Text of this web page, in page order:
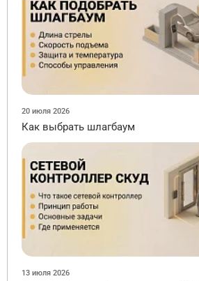
20 июля 2026
Как выбрать шлагбаум
13 июля 2026